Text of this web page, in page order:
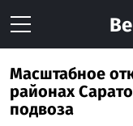
Масштабное
районах
подвоза